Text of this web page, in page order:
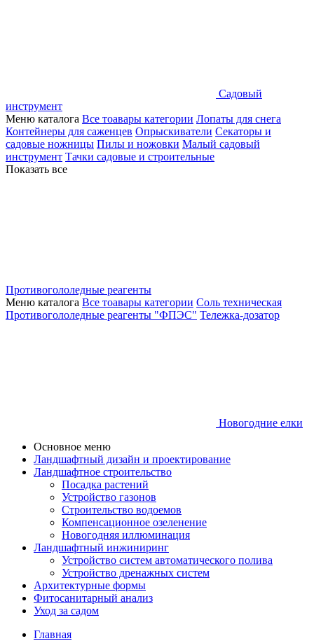
Садовый
инструмент
Меню каталога Все тоавары категории Лопаты для снега
Контейнеры для саженцев Опрыскиватели Секаторы и
садовые ножницы Пилы и ножовки Малый садовый
инструмент Тачки садовые и строительные
Показать все
Противогололедные реагенты
Меню каталога Все тоавары категории Соль техническая
Противогололедные реагенты "ФПЭС" Тележка-дозатор
Новогодние елки
Основное меню
Ландшафтный дизайн и проектирование
Ландшафтное строительство
Посадка растений
Устройство газонов
Строительство водоемов
Компенсационное озеленение
Новогодняя иллюминация
Ландшафтный инжиниринг
Устройство систем автоматического полива
Устройство дренажных систем
Aрхитектурные формы
Фитосанитарный анализ
Уход за садом
Главная